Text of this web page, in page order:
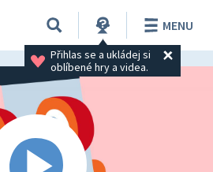
Přihlas se a ukládej si
oblíbené hry a videa.
MENU